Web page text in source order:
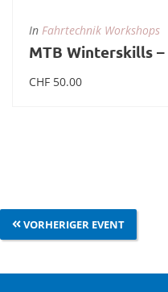
In Fahrtechnik Workshops
MTB Winterskills
CHF 50.00
VORHERIGER EVENT